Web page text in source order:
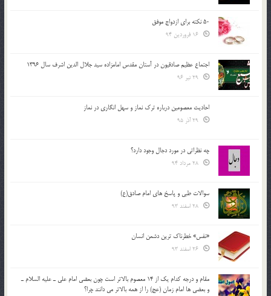
50 نکته برای ازدواج موفق
اجتماع عظیم صادقیون در آستان مقدس امامزاده سید جلال الدین اشرف سال 1396
احادیث معصومین درباره ترک نماز و سهل انگاری در نماز
چه نظراتی در مورد دجال وجود دارد؟
سوالات طبی و پاسخ های امام صادق(ع)
«نفس» خطرناک ترین دشمن انسان
مقام و درجه كدام يك از 14 معصوم بالاتر است چون بعضي امام علي ـ عليه السلام ـ
و بعضي ها امام زمان (عج) را از همه بالاتر مي دانند چرا؟